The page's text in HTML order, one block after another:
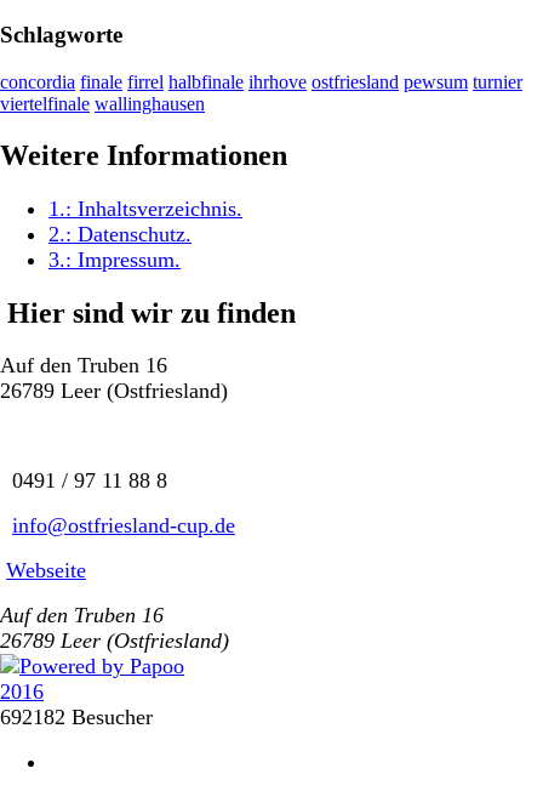
Schlagworte
concordia finale firrel halbfinale ihrhove ostfriesland pewsum turnier
viertelfinale wallinghausen
Weitere Informationen
1.: Inhaltsverzeichnis.
2.: Datenschutz.
3.: Impressum.
Hier sind wir zu finden
Auf den Truben 16
26789 Leer (Ostfriesland)
0491 / 97 11 88 8
info@ostfriesland-cup.de
Webseite
Auf den Truben 16
26789 Leer (Ostfriesland)
692182 Besucher